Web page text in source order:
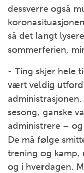
dessverre også
så det langt
sommerferien,
- Ting skjer hele
vært veldig
sesong, ganske
administrere –
De må følge
trening og kamp,
og i hverdagen.